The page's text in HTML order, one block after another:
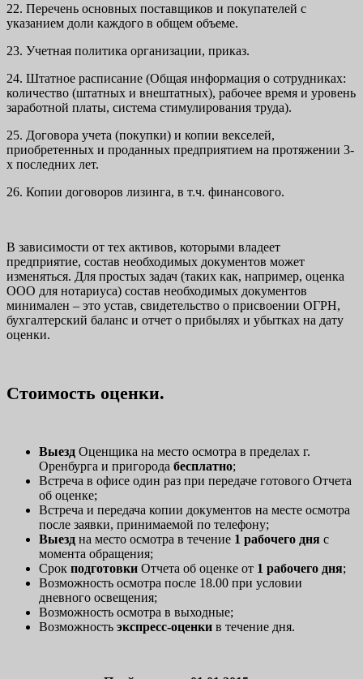
22. Перечень основных поставщиков и покупателей с
указанием доли каждого в общем объеме.
23. Учетная политика организации, приказ.
24. Штатное расписание (Общая информация о сотрудниках:
количество (штатных и внештатных), рабочее время и уровень
заработной платы, система стимулирования труда).
25. Договора учета (покупки) и копии векселей,
приобретенных и проданных предприятием на протяжении 3-
х последних лет.
26. Копии договоров лизинга, в т.ч. финансового.
В зависимости от тех активов, которыми владеет
предприятие, состав необходимых документов может
изменяться. Для простых задач (таких как, например, оценка
ООО для нотариуса) состав необходимых документов
минимален – это устав, свидетельство о присвоении ОГРН,
бухгалтерский баланс и отчет о прибылях и убытках на дату
оценки.
Стоимость оценки.
Выезд Оценщика на место осмотра в пределах г.
Оренбурга и пригорода бесплатно;
Встреча в офисе один раз при передаче готового Отчета
об оценке;
Встреча и передача копии документов на месте осмотра
после заявки, принимаемой по телефону;
Выезд на место осмотра в течение 1 рабочего дня с
момента обращения;
Срок подготовки Отчета об оценке от 1 рабочего дня;
Возможность осмотра после 18.00 при условии
дневного освещения;
Возможность осмотра в выходные;
Возможность экспресс-оценки в течение дня.